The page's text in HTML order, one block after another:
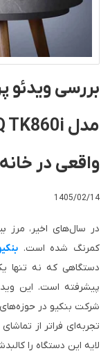
بررسی ویدئو
واقعی در خانه
1405/02/14
در سال‌های اخیر، مرز
کمرنگ شده است.
دستگاهی که نه تنها
پیشرفته است. این
شرکت بنکیو در
تجربه‌ای فراتر از
لایه این دستگاه را